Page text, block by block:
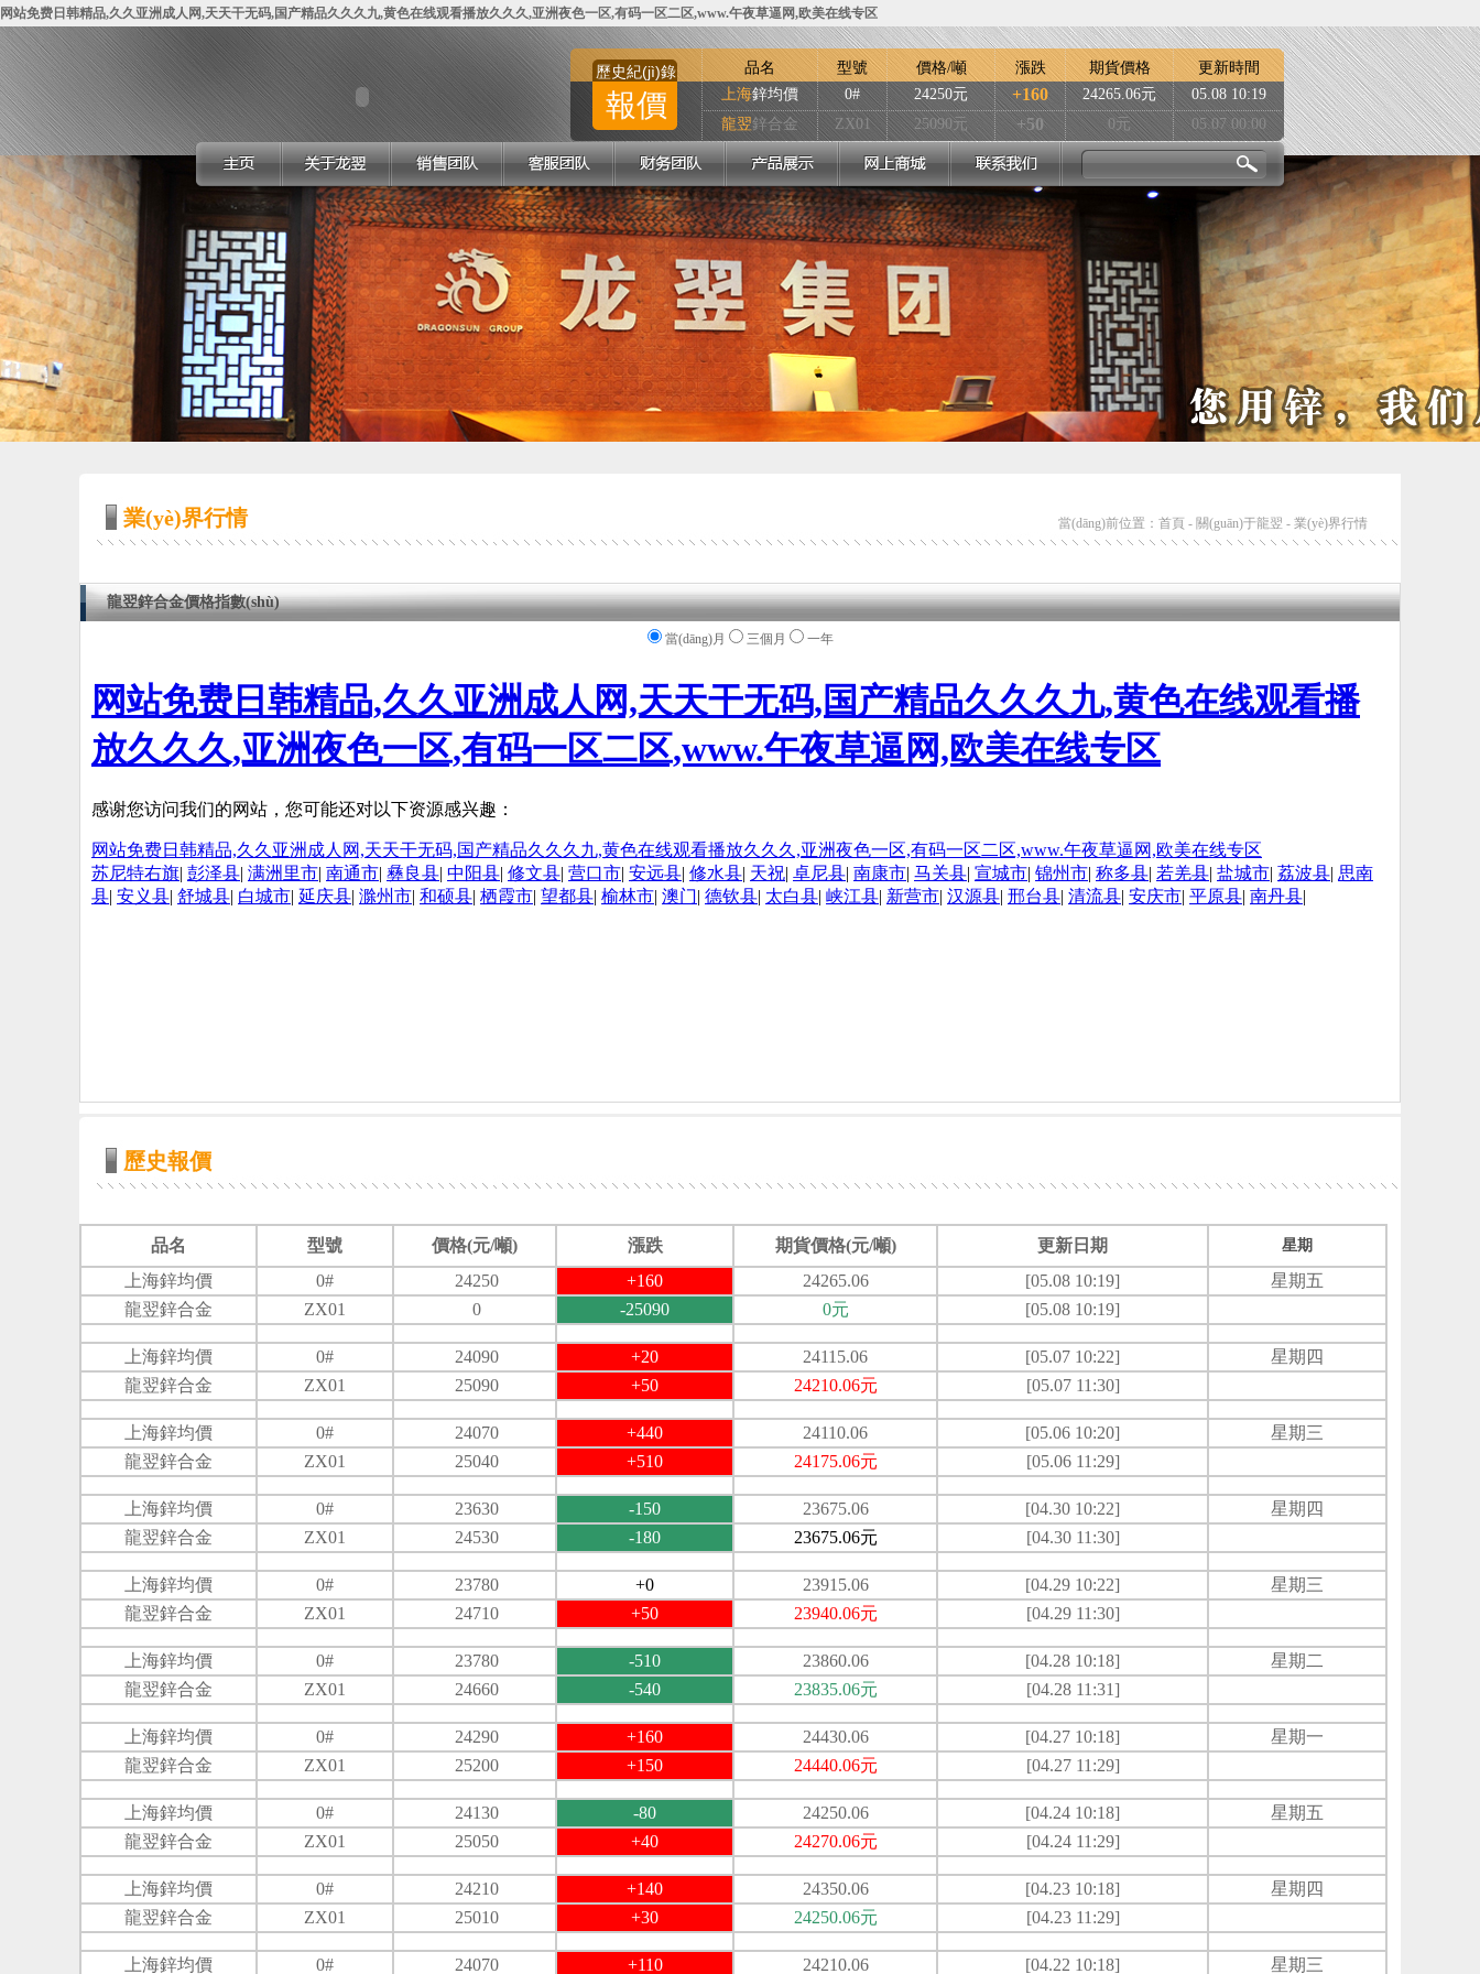
网站免费日韩精品,久久亚洲成人网,天天干无码,国产精品久久久九,黄色在线观看播放久久久,亚洲夜色一区,有码一区二区,www.午夜草逼网,欧美在线专区
歷史紀(jì)錄 品名 型號 價格/噸 漲跌 期貨價格 更新時間
報價 上海鋅均價 0# 24250元 +160 24265.06元
05.08 10:19
龍翌鋅合金 ZX01 25090元 +50 0元 05.07 00:00
業(yè)界行情 當(dāng)前位置：首頁 - 關(guān)于龍翌 - 業(yè)界行情
龍翌鋅合金價格指數(shù)
當(dāng)月 三個月 一年
歷史報價
品名 型號 價格(元/噸) 漲跌 期貨價格(元/噸) 更新日期 星期
上海鋅均價 0# 24250 +160 24265.06 [05.08 10:19]
星期五
龍翌鋅合金
ZX01 0 -25090 0元 [05.08 10:19]
上海鋅均價 0# 24090 +20 24115.06 [05.07 10:22]
星期四
龍翌鋅合金
ZX01 25090 +50 24210.06元 [05.07 11:30]
上海鋅均價 0# 24070 +440 24110.06 [05.06 10:20]
星期三
龍翌鋅合金
ZX01 25040 +510 24175.06元 [05.06 11:29]
上海鋅均價 0# 23630 -150 23675.06 [04.30 10:22]
星期四
龍翌鋅合金
ZX01 24530 -180 23675.06元 [04.30 11:30]
上海鋅均價 0# 23780 +0 23915.06 [04.29 10:22]
星期三
龍翌鋅合金
ZX01 24710 +50 23940.06元 [04.29 11:30]
上海鋅均價 0# 23780 -510 23860.06 [04.28 10:18]
星期二
龍翌鋅合金
ZX01 24660 -540 23835.06元 [04.28 11:31]
上海鋅均價 0# 24290 +160 24430.06 [04.27 10:18]
星期一
龍翌鋅合金
ZX01 25200 +150 24440.06元 [04.27 11:29]
上海鋅均價 0# 24130 -80 24250.06 [04.24 10:18]
星期五
龍翌鋅合金
ZX01 25050 +40 24270.06元 [04.24 11:29]
上海鋅均價 0# 24210 +140 24350.06 [04.23 10:18]
星期四
龍翌鋅合金
ZX01 25010 +30 24250.06元 [04.23 11:29]
上海鋅均價 0# 24070 +110 24210.06 [04.22 10:18] 星期三